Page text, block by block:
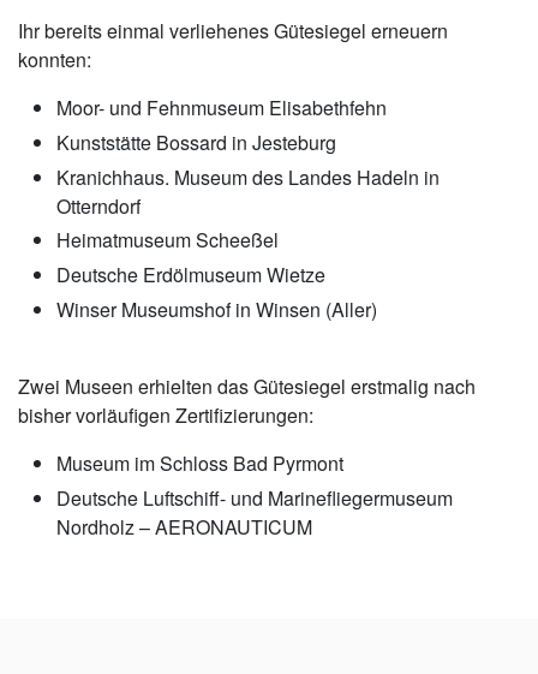
Ihr bereits einmal verliehenes Gütesiegel erneuern
konnten:
Moor- und Fehnmuseum Elisabethfehn
Kunststätte Bossard in Jesteburg
Kranichhaus. Museum des Landes Hadeln in
Otterndorf
Heimatmuseum Scheeßel
Deutsche Erdölmuseum Wietze
Winser Museumshof in Winsen (Aller)
Zwei Museen erhielten das Gütesiegel erstmalig nach
bisher vorläufigen Zertifizierungen:
Museum im Schloss Bad Pyrmont
Deutsche Luftschiff- und Marinefliegermuseum
Nordholz – AERONAUTICUM